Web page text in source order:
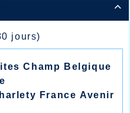

jours)
Champ Belgique
France Avenir